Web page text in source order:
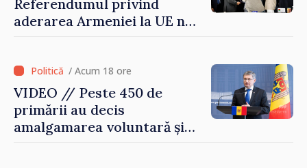
Referendumul privind
aderarea Armeniei la UE nu
/ Acum 18 ore
VIDEO // Peste 450 de
primării au decis
amalgamarea voluntară și